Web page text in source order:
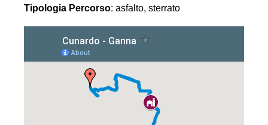
Tipologia Percorso: asfalto, sterrato